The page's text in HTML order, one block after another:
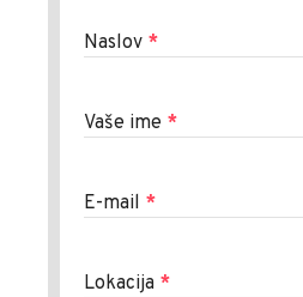
Naslov *
Vaše ime *
E-mail *
Lokacija *